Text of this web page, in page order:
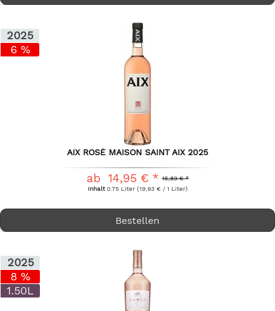
2025
6 %
AIX ROSÉ MAISON SAINT AIX 2025
15,89 € *
ab 14,95 € *
Inhalt0.75 Liter (19,93 € / 1 Liter)
Bestellen
2025
8 %
1.50L